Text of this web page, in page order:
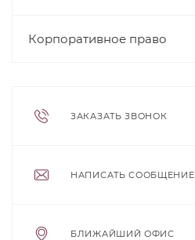
Корпоративное право
ЗАКАЗАТЬ ЗВОНОК
НАПИСАТЬ СООБЩЕНИЕ
БЛИЖАЙШИЙ ОФИС